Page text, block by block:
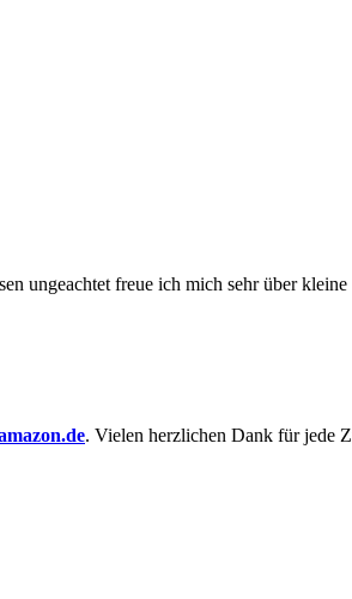
un­ge­achtet freue ich mich sehr über
. Vielen herzlichen Dank für jede